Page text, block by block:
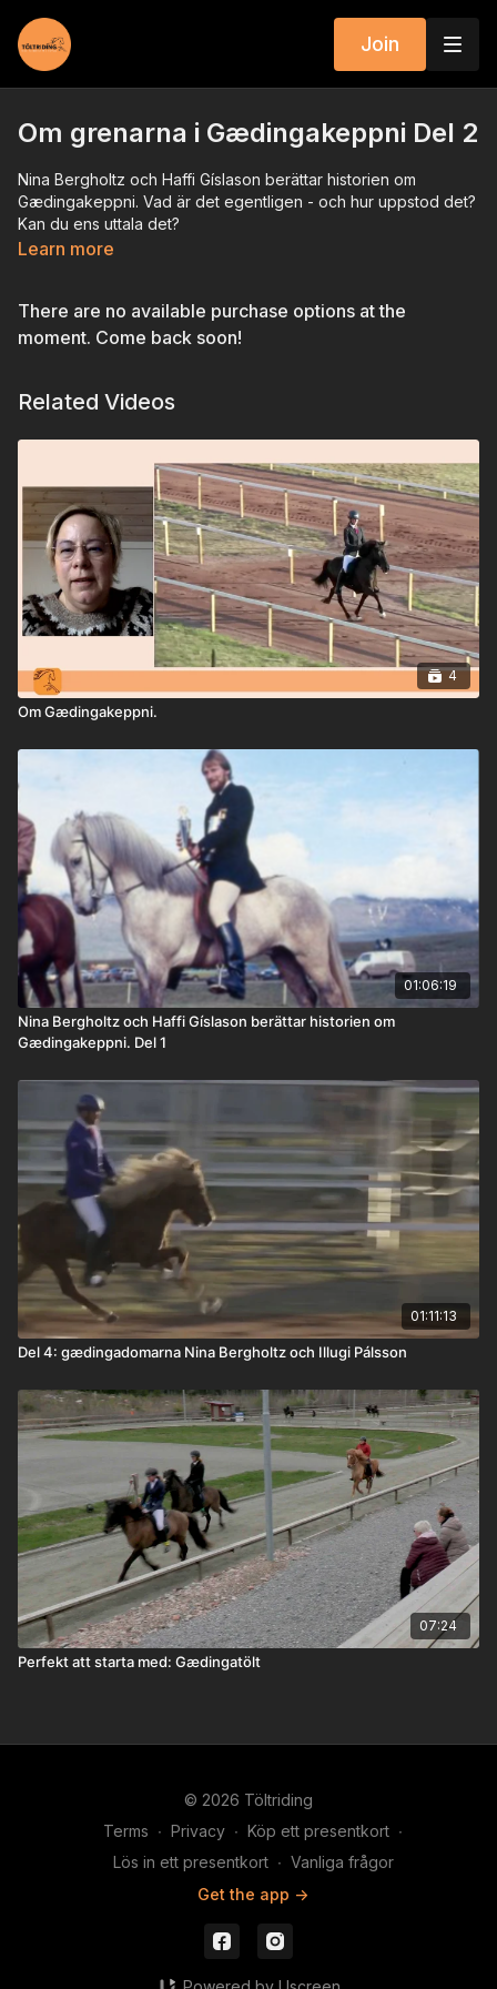
Join
Om grenarna i Gædingakeppni Del 2
Nina Bergholtz och Haffi Gíslason berättar historien om
Gædingakeppni. Vad är det egentligen - och hur uppstod det?
Kan du ens uttala det?
Learn more
There are no available purchase options at the
moment. Come back soon!
Related Videos
4
Om Gædingakeppni.
01:06:19
Nina Bergholtz och Haffi Gíslason berättar historien om
Gædingakeppni. Del 1
01:11:13
Del 4: gædingadomarna Nina Bergholtz och Illugi Pálsson
07:24
Perfekt att starta med: Gædingatölt
© 2026 Töltriding
Terms ∙ Privacy ∙ Köp ett presentkort ∙
Lös in ett presentkort ∙ Vanliga frågor
Get the app ->